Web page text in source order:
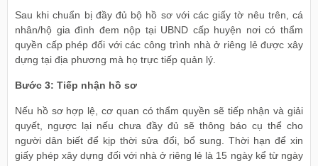
Sau khi chuẩn bị đầy đủ bộ hồ sơ với các giấy tờ nêu trên, cá
nhân/hộ gia đình đem nộp tại UBND cấp huyện nơi có thẩm
quyền cấp phép đối với các công trình nhà ở riêng lẻ được xây
dựng tại địa phương mà họ trực tiếp quản lý.
Bước 3: Tiếp nhận hồ sơ
Nếu hồ sơ hợp lệ, cơ quan có thẩm quyền sẽ tiếp nhận và giải
quyết, ngược lại nếu chưa đầy đủ sẽ thông báo cụ thể cho
người dân biết để kịp thời sửa đổi, bổ sung. Thời hạn để xin
giấy phép xây dựng đối với nhà ở riêng lẻ là 15 ngày kể từ ngày